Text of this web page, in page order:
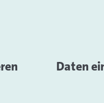
Daten